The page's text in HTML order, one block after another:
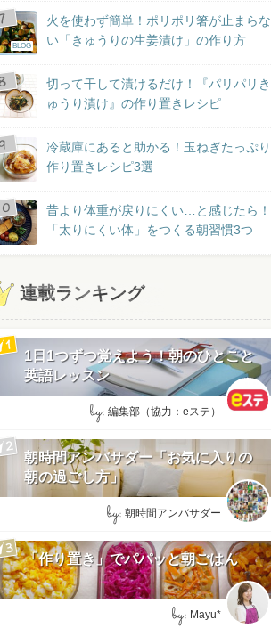
BLOG
火を使わず簡単！ポリポリ箸が止まらな
い「きゅうりの生姜漬け」の作り方
切って干して漬けるだけ！『パリパリき
ゅうり漬け』の作り置きレシピ
冷蔵庫にあると助かる！玉ねぎたっぷり
作り置きレシピ3選
昔より体重が戻りにくい…と感じたら！
「太りにくい体」をつくる朝習慣3つ
連載ランキング
1日1つずつ覚えよう！朝のひとこと
英語レッスン
by: 編集部（協力：eステ）
朝時間アンバサダー「お気に入りの
朝の過ごし方」
by: 朝時間アンバサダー
「作り置き」でパパッと朝ごはん
by: Mayu*